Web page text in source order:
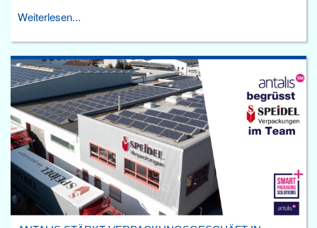
Weiterlesen...